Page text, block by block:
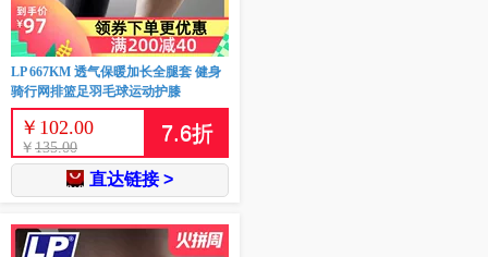
LP 667KM 透气保暖加长全腿套 健身
骑行网排篮足羽毛球运动护膝
￥ 102.00
￥ 135.00
7.6折
直达链接 >